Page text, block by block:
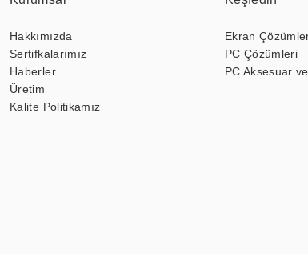
Hakkımızda
Sertifkalarımız
Haberler
Üretim
Kalite Politikamız
Ekran
PC Çözümleri
PC Aksesuar